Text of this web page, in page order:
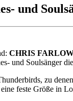
und
CHRIS
und Soulsänger
zu
feste Größe in